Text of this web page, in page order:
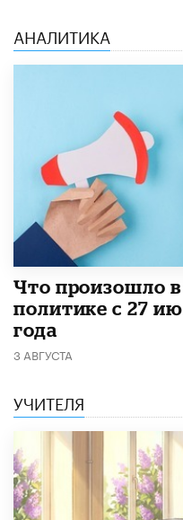
АНАЛИТИКА
​Что произошло в
политике с 27
года
3 АВГУСТА
УЧИТЕЛЯ